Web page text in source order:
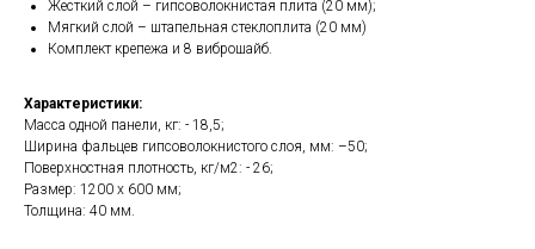
Жесткий слой – гипсоволокнистая плита (20 мм);
Мягкий слой – штапельная стеклоплита (20 мм)
Комплект крепежа и 8 виброшайб.
Характеристики:
Масса одной панели, кг: - 18,5;
Ширина фальцев гипсоволокнистого слоя, мм: –50;
Поверхностная плотность, кг/м2: - 26;
Размер: 1200 х 600 мм;
Толщина: 40 мм.